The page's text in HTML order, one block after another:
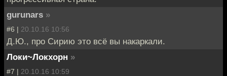
gurunars »
#6 | 20.10.16 10:56
Д.Ю., про Сирию это всё вы накаркали.
Локи~Локхорн »
#7 | 20.10.16 10:59